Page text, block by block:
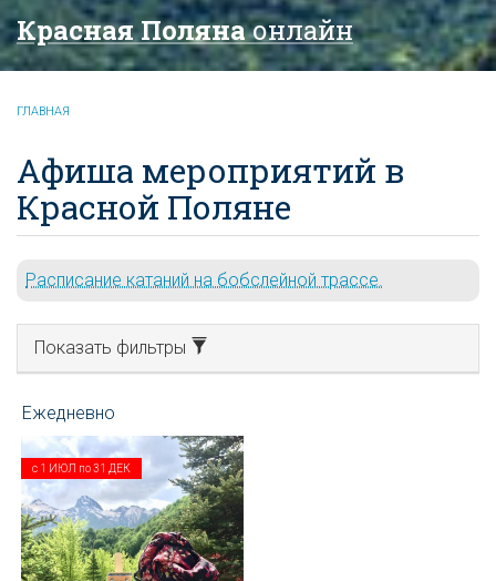
Красная Полянаонлайн
ГЛАВНАЯ
Афиша мероприятий в
Красной Поляне
Расписание катаний на бобслейной трассе.
Показать фильтры
с 1 ИЮЛ по31 ДЕК